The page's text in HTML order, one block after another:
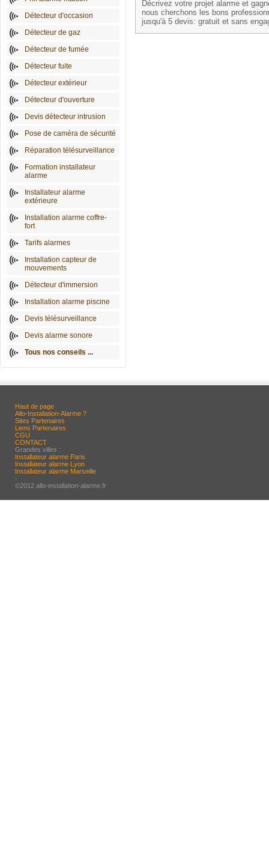
Détecteur d'occasion
Détecteur de gaz
Détecteur de fumée
Détecteur fuite
Détecteur extérieur
Détecteur d'ouverture
Devis détecteur intrusion
Pose de caméra de sécurité
Réparation télésurveillance
Formation installateur
alarme
Installateur alarme
extérieure
Installation alarme coffre-
fort
Tarifs alarmes
Installation capteur de
mouvements
Détecteur d'immersion
Installation alarme piscine
Devis télésurveillance
Devis alarme sonore
Tous nos conseils ...
Décrivez votre projet alarme et
nous cherchons les bons
jusqu'à 5 devis: gratuit et sans
Haut de page
Allo-Installation-Alarme ?
Sites Partenaires
Liens Partenaires
CGU
CONTACT
Grandes villes :
Installateur alarme Paris
Installateur alarme Lyon
Installateur alarme Marseille
-
©2012 allo-installation-alarme.fr